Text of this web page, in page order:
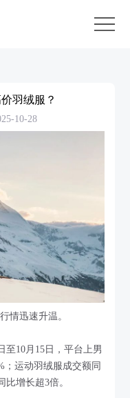
羽绒服？
10-28
情迅速升温。
至10月15日，平台上男
；运动羽绒服成交额同
增长超3倍。